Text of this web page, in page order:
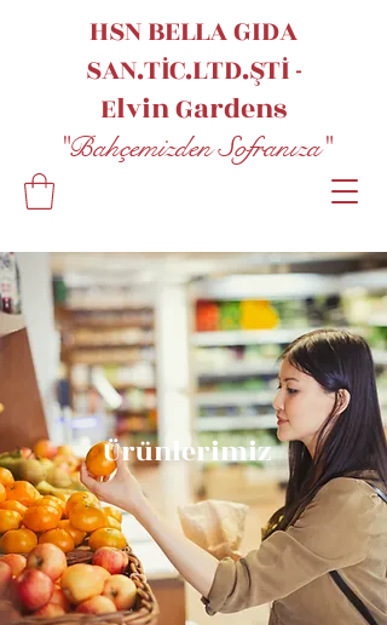
HSN BELLA GIDA
SAN.TİC.LTD.ŞTİ -
ElvinGardens
"Bahçemizden Sofranıza"
Ürünlerimiz